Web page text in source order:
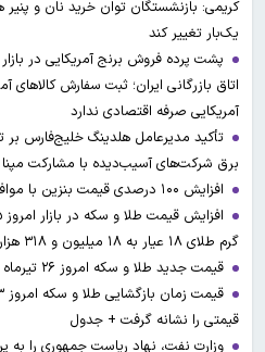
یک‌بار تغییر کند
پشت پرده فروش برنج آمریکایی در
اتاق بازرگانی ایران؛ ثبت سفارش
آمریکایی صرفه اقتصادی ندارد
تأکید مدیرعامل هلدینگ خلیج‌فارس بر
برق شرکت‌های آسیب‌دیده با مشارکت مپنا
افزایش ۱۰۰ درصدی قیمت بنزین با موافقت سران قوا
گرم طلای ۱۸ عیار به ۱۸ میلیون و ۳۱۸ هزار و ۱۰۰ تومان رسید
قیمت جدید طلا و سکه امروز ۲۶ تیرماه ۱۴۰۵/ جدول
قیمتی را نشانه گرفت + جدول